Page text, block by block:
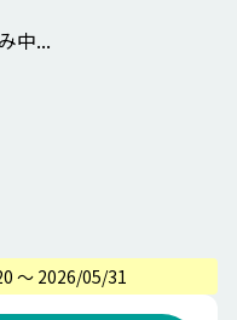
中...
〜 2026/05/31